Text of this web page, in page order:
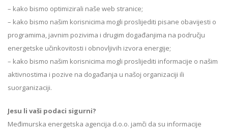
– kako bismo optimizirali naše web stranice;
– kako bismo našim korisnicima mogli proslijediti pisane obavijesti o
programima, javnim pozivima i drugim događanjima na području
energetske učinkovitosti i obnovljivih izvora energije;
– kako bismo našim korisnicima mogli proslijediti informacije o našim
aktivnostima i pozive na događanja u našoj organizaciji ili
suorganizaciji.
Jesu li vaši podaci sigurni?
Međimurska energetska agencija d.o.o. jamči da su informacije